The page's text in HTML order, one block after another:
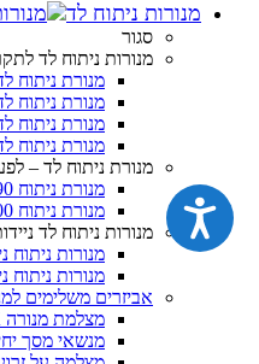
נגישות
מנורות ניתוח לד
סגור
מנורות ניתוח לד
מנורת ניתוח
מנורת ניתוח
מנורת ניתוח
מנורת ניתוח
מנורת ניתוח לד –
מנורת ניתוח 90 אלף לוקס
מנורת ניתוח 100 אלף לוקס
מנורות ניתוח לד
מנורות ניתוח ניידות 90-
מנורות ניתוח ניידות 140-
אביזרים משלימים
מצלמת מנורה HD 4K
מנשאי מסך